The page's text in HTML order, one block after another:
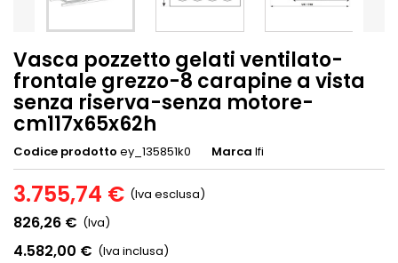
Vasca pozzetto gelati ventilato-
frontale grezzo-8 carapine a vista
senza riserva-senza motore-
cm117x65x62h
Codice prodotto ey_135851k0 Marca Ifi
3.755,74 € (Iva esclusa)
826,26 € (Iva)
4.582,00 € (Iva inclusa)